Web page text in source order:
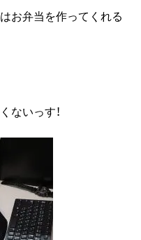
お弁当を作ってくれる
ないっす！